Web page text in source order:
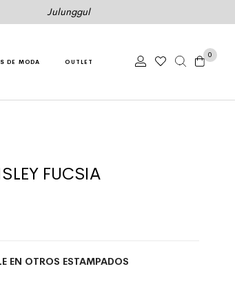
Julunggul
DE MODA OUTLET
0
FUCSIA
EN OTROS ESTAMPADOS